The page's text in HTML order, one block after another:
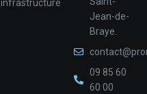
infrastructure
Jean-de-
Braye.
09 85 60
60 00